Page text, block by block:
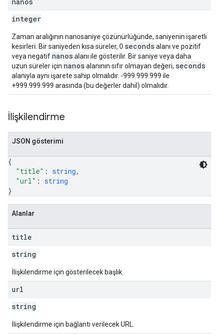
integer
Zaman aralığının nanosaniye çözünürlüğünde, saniyenin işaretli
kesirleri. Bir saniyeden kısa süreler, 0 secondsalanı ve pozitif
veya negatif nanosalanı ile gösterilir. Bir saniye veya daha
uzun süreler için nanosalanının sıfır olmayan değeri, seconds
alanıyla aynı işarete sahip olmalıdır. -999.999.999 ile
+999.999.999 arasında (bu değerler dahil) olmalıdır.
İlişkilendirme
JSON gösterimi
{
"title" : string,
"url" : string
}
Alanlar
title
string
İlişkilendirme için gösterilecek başlık.
url
string
İlişkilendirme için bağlantı verilecek URL.